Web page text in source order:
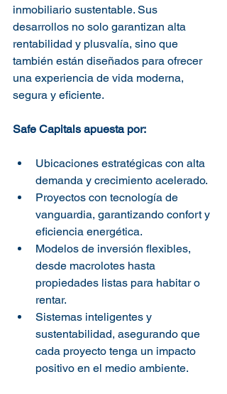
inmobiliario sustentable. Sus
desarrollos no solo garantizan alta
rentabilidad y plusvalía, sino que
también están diseñados para ofrecer
una experiencia de vida moderna,
segura y eficiente.
Safe Capitals apuesta por:
Ubicaciones estratégicas con alta
demanda y crecimiento acelerado.
Proyectos con tecnología de
vanguardia, garantizando confort y
eficiencia energética.
Modelos de inversión flexibles,
desde macrolotes hasta
propiedades listas para habitar o
rentar.
Sistemas inteligentes y
sustentabilidad, asegurando que
cada proyecto tenga un impacto
positivo en el medio ambiente.